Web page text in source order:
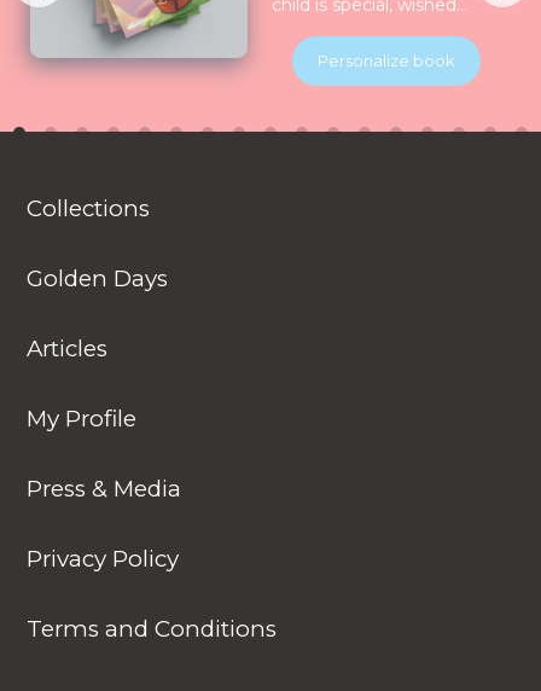
child is special, wished
for and all the nature
celebrate them together.
introduced to various
Personalize book
Collections
Golden Days
Articles
My Profile
Press & Media
Privacy Policy
Terms and Conditions